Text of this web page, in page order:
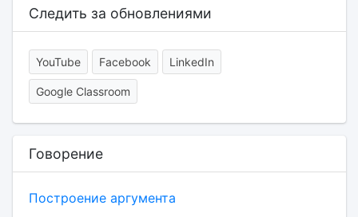
Следить за обновлениями
YouTube Facebook LinkedIn
Google Classroom
Говорение
Построение аргумента